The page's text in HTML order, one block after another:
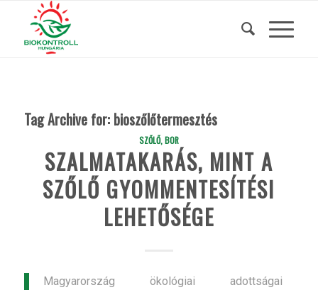
Tag Archive for: bioszőlőtermesztés
SZŐLŐ, BOR
SZALMATAKARÁS, MINT A
SZŐLŐ GYOMMENTESÍTÉSI
LEHETŐSÉGE
Magyarország ökológiai adottságai